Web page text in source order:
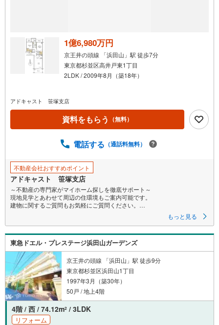
1億6,980万円
京王井の頭線 「浜田山」駅 徒歩7分
東京都杉並区高井戸東1丁目
2LDK / 2009年8月（築18年）
アドキャスト 笹塚支店
資料をもらう （無料）
電話する （通話料無料）
不動産会社おすすめポイント
アドキャスト 笹塚支店
～不動産の専門家がマイホーム探しを徹底サポート～
現地見学とあわせて周辺の住環境もご案内可能です。
建物に関するご質問もお気軽にご質問ください。
【営業時間9:00～19:00】
物件見学、ローン相談、その他些細なことでもご相談ください
〇気軽にご案内やご来店できるポイント〇
【1】キッズルームあり。お子様にはおもちゃ、絵本などのご用意をしてい
ますので、お子様連れでもお気軽にご来店ください。
【2】ご条件に近い物件も合わせてご紹介をさせて頂きます。近隣物件やご
希望に合わせてその他の物件もご用意をさせて頂きます。
【3】ご連絡の方法は、お客様のご希望に合わせてショートメールやLINEで
のやり取りも大丈夫です。
もっと見る
東急ドエル・プレステージ浜田山ガーデンズ
京王井の頭線 「浜田山」駅 徒歩9分
東京都杉並区浜田山1丁目
1997年3月（築30年）
50戸 / 地上4階
4階 / 西 / 74.12m2 / 3LDK
リフォーム